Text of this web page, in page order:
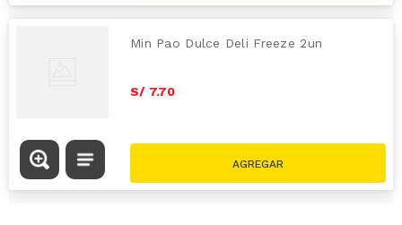
Min Pao Dulce Deli Freeze 2un
S/ 7.70